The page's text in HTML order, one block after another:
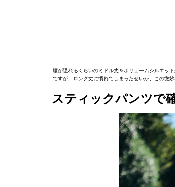
腰が隠れるくらいのミドル丈＆ボリュームシルエッ
ですが、ロング丈に慣れてしまったせいか、この微
スティックパンツで